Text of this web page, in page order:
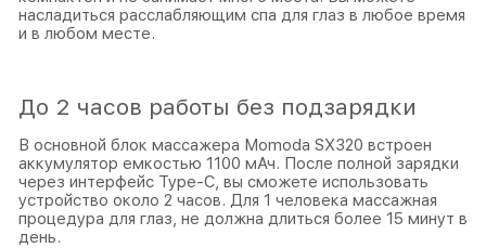
насладиться расслабляющим спа для глаз в любое время
и в любом месте.
До 2 часов работы без подзарядки
В основной блок массажера Momoda SX320 встроен
аккумулятор емкостью 1100 мАч. После полной зарядки
через интерфейс Туре-С, вы сможете использовать
устройство около 2 часов. Для 1 человека массажная
процедура для глаз, не должна длиться более 15 минут в
день.